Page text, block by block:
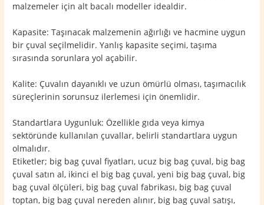
malzemeler için alt bacalı modeller idealdir.
Kapasite: Taşınacak malzemenin ağırlığı ve hacmine uygun
bir çuval seçilmelidir. Yanlış kapasite seçimi, taşıma
sırasında sorunlara yol açabilir.
Kalite: Çuvalın dayanıklı ve uzun ömürlü olması, taşımacılık
süreçlerinin sorunsuz ilerlemesi için önemlidir.
Standartlara Uygunluk: Özellikle gıda veya kimya
sektöründe kullanılan çuvallar, belirli standartlara uygun
olmalıdır.
Etiketler; big bag çuval fiyatları, ucuz big bag çuval, big bag
çuval satın al, ikinci el big bag çuval, yeni big bag çuval, big
bag çuval ölçüleri, big bag çuval fabrikası, big bag çuval
toptan, big bag çuval nereden alınır, big bag çuval satışı,